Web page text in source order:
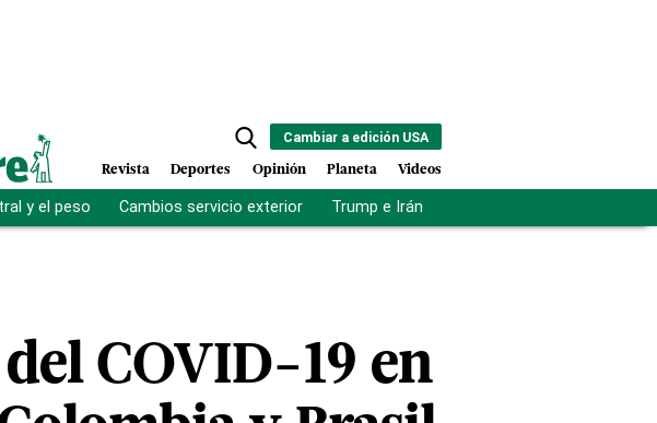
Cambiar a edición USA
Revista Deportes Opinión Planeta Videos
y el peso Cambios servicio exterior Trump e Irán
COVID-19 en